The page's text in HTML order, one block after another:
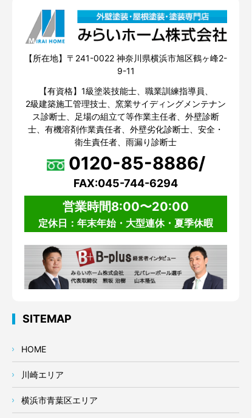
【所在地】〒241-0022 神奈川県横浜市旭区鶴ヶ峰2-
9-11
【有資格】1級塗装技能士、職業訓練指導員、
2級建築施工管理技士、窯業サイディングメンテナン
ス診断士、足場の組立て等作業主任者、外壁診断
士、有機溶剤作業責任者、外壁劣化診断士、安全・
衛生責任者、雨漏り診断士
0120-85-8886/
FAX:045-744-6294
営業時間8:00〜20:00
定休日：年末年始・大型連休・夏季休暇
SITEMAP
HOME
川崎エリア
横浜市青葉区エリア